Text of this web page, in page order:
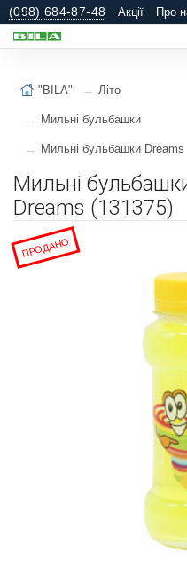
(098) 684-87-48 Акції Про
"BILA" Літо
Мильні бульбашки
Мильні бульбашки Dreams
Мильні
Dreams (131375)
ПРОДАНО